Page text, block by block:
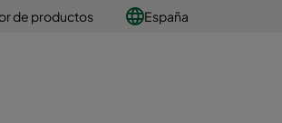
de productos España